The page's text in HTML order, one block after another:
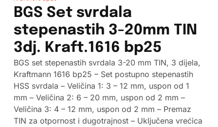
BGS Set svrdala
stepenastih 3-20mm TIN
3dj. Kraft.1616 bp25
BGS set stepenastih svrdala 3-20 mm TIN, 3 dijela,
Kraftmann 1616 bp25 – Set postupno stepenastih
HSS svrdala – Veličina 1: 3 – 12 mm, uspon od 1
mm – Veličina 2: 6 – 20 mm, uspon od 2 mm –
Veličina 3: 4 – 12 mm, uspon od 2 mm – Premaz
TIN za otpornost i dugotrajnost – Uključena vrećica